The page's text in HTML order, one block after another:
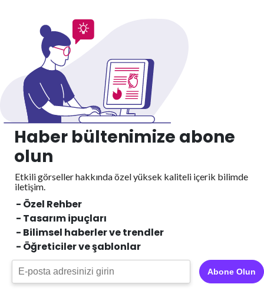
Haber bültenimize abone
olun
Etkili görseller hakkında özel yüksek kaliteli içerik bilimde
iletişim.
- Özel Rehber
- Tasarım ipuçları
- Bilimsel haberler ve trendler
- Öğreticiler ve şablonlar
Abone Olun